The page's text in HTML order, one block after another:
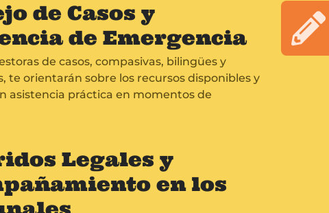
de Casos y
de Emergencia
de casos, compasivas, bilingües y
te orientarán sobre los recursos disponibles y
asistencia práctica en momentos de
Legales y
en los